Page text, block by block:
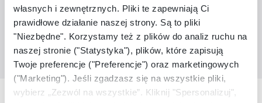
własnych i zewnętrznych. Pliki te zapewniają Ci
prawidłowe działanie naszej strony. Są to pliki
"Niezbędne". Korzystamy też z plików do analiz ruchu na
naszej stronie ("Statystyka"), plików, które zapisują
Twoje preferencje ("Preferencje") oraz marketingowych
("Marketing"). Jeśli zgadzasz się na wszystkie pliki,
wybierz „Zezwól na wszystkie”. Kliknij "Spersonalizuj",
Nasze marki